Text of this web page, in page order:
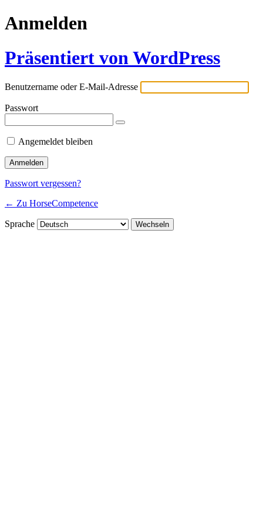
Anmelden
Präsentiert von WordPress
Benutzername oder E-Mail-Adresse
Passwort
Angemeldet bleiben
Passwort vergessen?
← Zu HorseCompetence
Sprache